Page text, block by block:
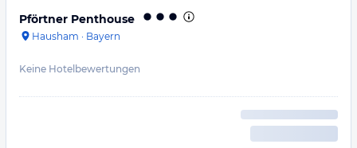
Pförtner Penthouse
Hausham · Bayern
Keine Hotelbewertungen